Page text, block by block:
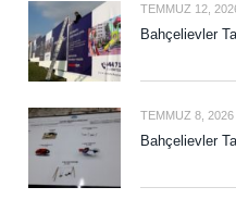
TEMMUZ 12,
Bahçelievler
TEMMUZ 8, 2026
Bahçelievler